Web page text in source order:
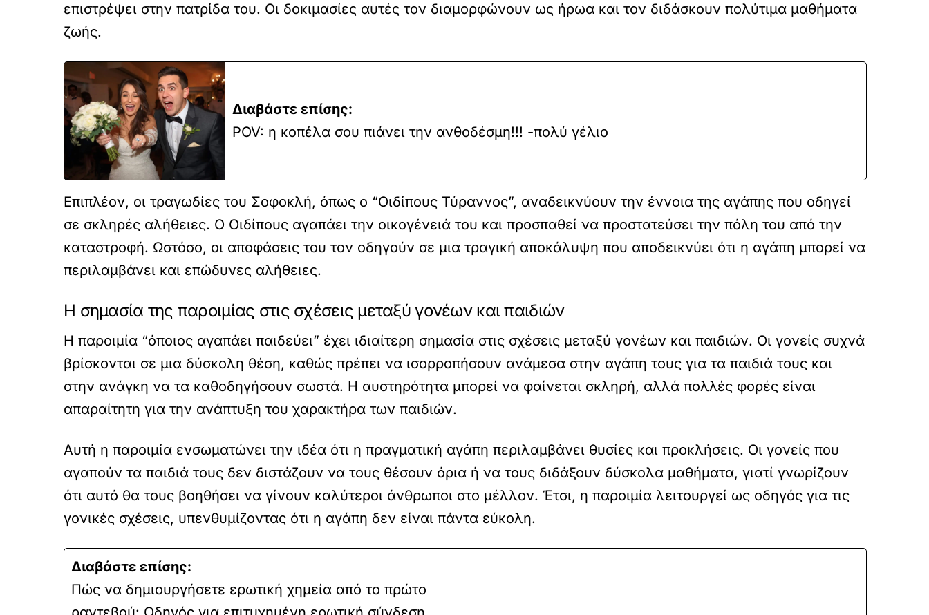
επιστρέψει στην πατρίδα του. Οι δοκιμασίες αυτές τον διαμορφώνουν ως ήρωα και τον διδάσκουν πολύτιμα μαθήματα
ζωής.
Διαβάστε επίσης:
POV: η κοπέλα σου πιάνει την ανθοδέσμη!!! -πολύ γέλιο
Επιπλέον, οι τραγωδίες του Σοφοκλή, όπως ο “Οιδίπους Τύραννος”, αναδεικνύουν την έννοια της αγάπης που οδηγεί
σε σκληρές αλήθειες. Ο Οιδίπους αγαπάει την οικογένειά του και προσπαθεί να προστατεύσει την πόλη του από την
καταστροφή. Ωστόσο, οι αποφάσεις του τον οδηγούν σε μια τραγική αποκάλυψη που αποδεικνύει ότι η αγάπη μπορεί να
περιλαμβάνει και επώδυνες αλήθειες.
Η σημασία της παροιμίας στις σχέσεις μεταξύ γονέων και παιδιών
Η παροιμία “όποιος αγαπάει παιδεύει” έχει ιδιαίτερη σημασία στις σχέσεις μεταξύ γονέων και παιδιών. Οι γονείς συχνά
βρίσκονται σε μια δύσκολη θέση, καθώς πρέπει να ισορροπήσουν ανάμεσα στην αγάπη τους για τα παιδιά τους και
στην ανάγκη να τα καθοδηγήσουν σωστά. Η αυστηρότητα μπορεί να φαίνεται σκληρή, αλλά πολλές φορές είναι
απαραίτητη για την ανάπτυξη του χαρακτήρα των παιδιών.
Αυτή η παροιμία ενσωματώνει την ιδέα ότι η πραγματική αγάπη περιλαμβάνει θυσίες και προκλήσεις. Οι γονείς που
αγαπούν τα παιδιά τους δεν διστάζουν να τους θέσουν όρια ή να τους διδάξουν δύσκολα μαθήματα, γιατί γνωρίζουν
ότι αυτό θα τους βοηθήσει να γίνουν καλύτεροι άνθρωποι στο μέλλον. Έτσι, η παροιμία λειτουργεί ως οδηγός για τις
γονικές σχέσεις, υπενθυμίζοντας ότι η αγάπη δεν είναι πάντα εύκολη.
Διαβάστε επίσης:
Πώς να δημιουργήσετε ερωτική χημεία από το πρώτο